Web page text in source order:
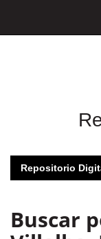
Repositorio
Buscar